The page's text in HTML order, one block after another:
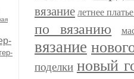
вязание летнее
по вязанию
вязание
поделки новый